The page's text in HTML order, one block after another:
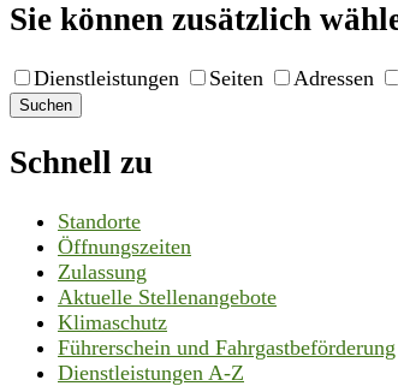
Sie können zusätzlich
Dienstleistungen Seiten Adressen
Suchen
Schnell zu
Standorte
Öffnungszeiten
Zulassung
Aktuelle Stellenangebote
Klimaschutz
Führerschein und Fahrgastbeförderung
Dienstleistungen A-Z